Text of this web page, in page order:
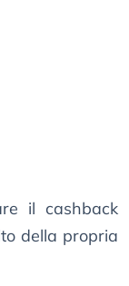
il cashback
della propria